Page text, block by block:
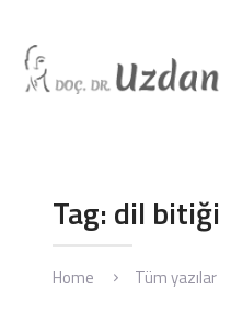
Tag: dil bitiği
Home Tüm yazılar
KBB
KBB
BLOG